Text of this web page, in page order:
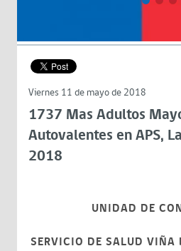
Viernes 11 de mayo de 2018
1737 Mas Adultos
Autovalentes en APS,
2018
UNIDAD DE
SERVICIO DE SALUD VIÑA